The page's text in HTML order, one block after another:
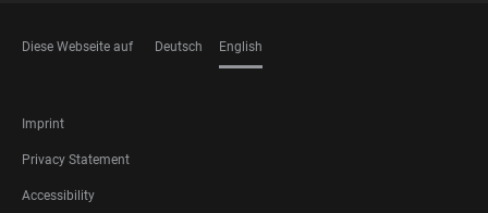
Diese Webseite auf Deutsch English
FOOTER
LEGAL
Imprint
Privacy Statement
Accessibility